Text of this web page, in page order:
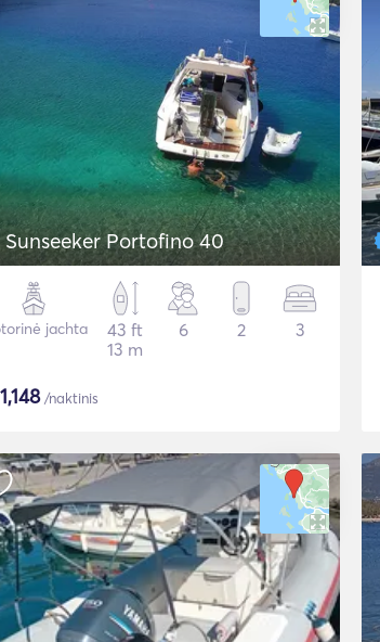
Sunseeker Portofino 40
jachta
43 ft
13 m
6 2 3
1,148/naktinis